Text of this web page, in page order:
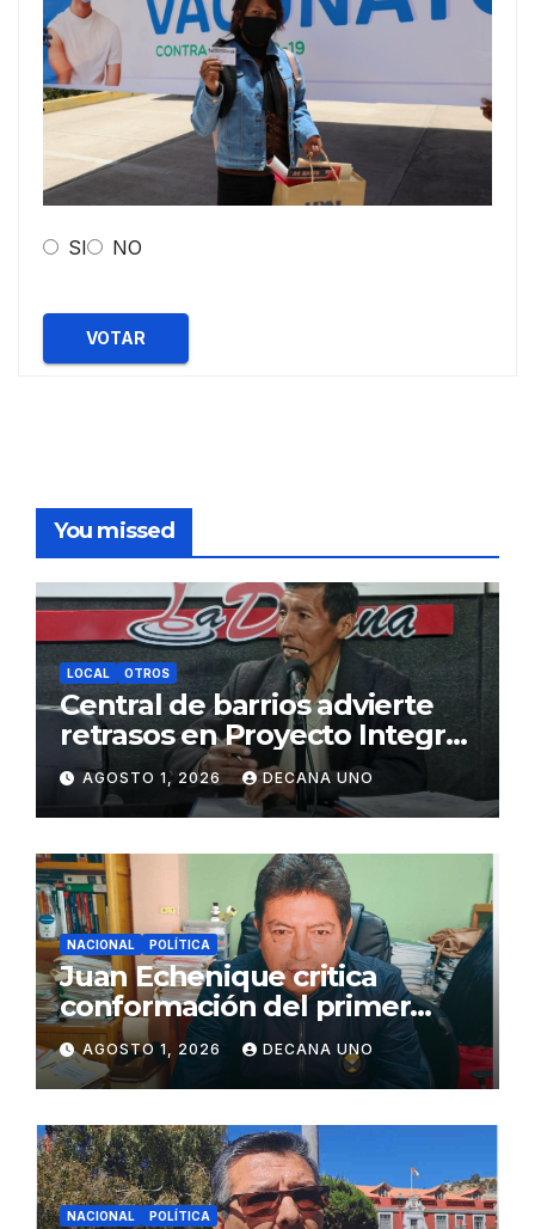
SI NO
VOTAR
You missed
LOCAL OTROS
Central de barrios advierte
retrasos en Proyecto Integral
de Agua y Alcantarillado para
Juliaca
AGOSTO 1, 2026 DECANA UNO
NACIONAL POLÍTICA
Juan Echenique critica
conformación del primer
gabinete ministerial de Keiko
Fujimori
AGOSTO 1, 2026 DECANA UNO
NACIONAL POLÍTICA